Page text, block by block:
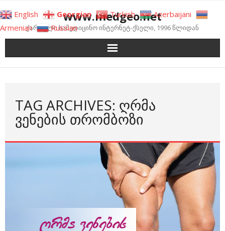
to
content
www.medgeo.net
ქართული სამედიცინო ინტერნეტ-ქსელი, 1996 წლიდან
TAG ARCHIVES: ᲦᲠᲛᲐ
ᲕᲔᲜᲔᲑᲘᲡ ᲗᲠᲝᲛᲑᲝᲖᲘ
English Georgian Turkish
Azerbaijani
Armenian
Russian